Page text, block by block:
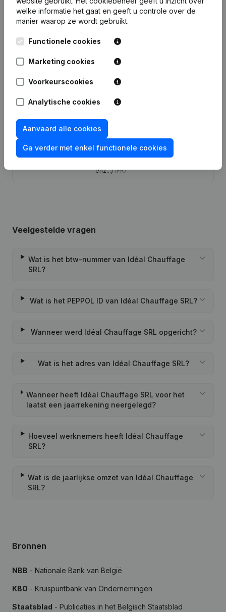
Datum Publicatie
16-02-2026 Maatschappelijke Zetel
28-06-2023 Ontslagnemingen, Benoemingen
Rubriek Oprichting (Nieuwe
enz...)(FR)
Veelgestelde vragen
Wat is het btw-nummer van Idéal Chauffage
SRL?
Wat is het PEPPOL ID van Idéal Chauffage SRL?
Wanneer werd Idéal Chauffage SRL opgericht?
Wat is het adres van Idéal Chauffage SRL?
Wanneer heeft Idéal Chauffage SRL voor het
laatst een jaarrekening neergelegd?
Hoeveel werknemers heeft Idéal Chauffage
SRL?
Wat is de jaarlijkse omzet van Idéal Chauffage
SRL?
Bronnen
NBB - Nationale Bank van België
KBO - Kruispuntbank van Ondernemingen
Staatsblad - Publicaties in het Belgisch Staatsblad
welke informatie het gaat en geeft u controle over de
manier waarop ze wordt gebruikt.
Functionele cookies
Marketing cookies
Voorkeurscookies
Analytische cookies
Aanvaard alle cookies
Ga verder met enkel functionele cookies